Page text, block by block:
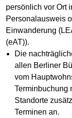
persönlich vor Ort
Personalausweis
Einwanderung
(eAT)).
Die
allen Berliner
vom
Terminbuchung
Standorte
Terminen an.